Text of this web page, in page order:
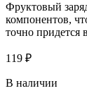
Фруктовый
компонентов,
точно придется
119 ₽
В наличии